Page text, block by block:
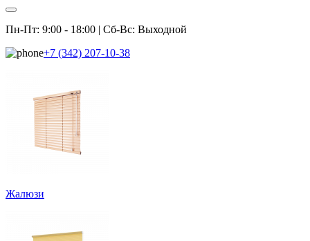
Пн-Пт: 9:00 - 18:00 | Сб-Вс: Выходной
+7 (342) 207-10-38
Жалюзи